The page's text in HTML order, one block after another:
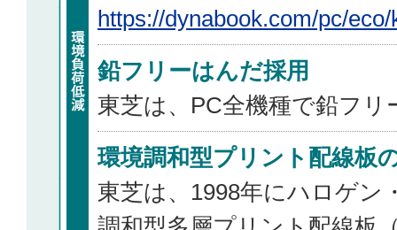
https://dynabook.com/pc/
鉛フリーはんだ採用
東芝は、PC全機種で鉛フ
環境調和型プリント配線板
東芝は、1998年にハロゲン